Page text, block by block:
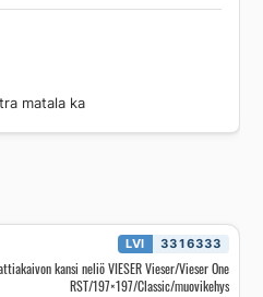
matala ka
LVI 3316333
kansi neliö VIESER Vieser/Vieser One
RST/197×197/Classic/muovikehys